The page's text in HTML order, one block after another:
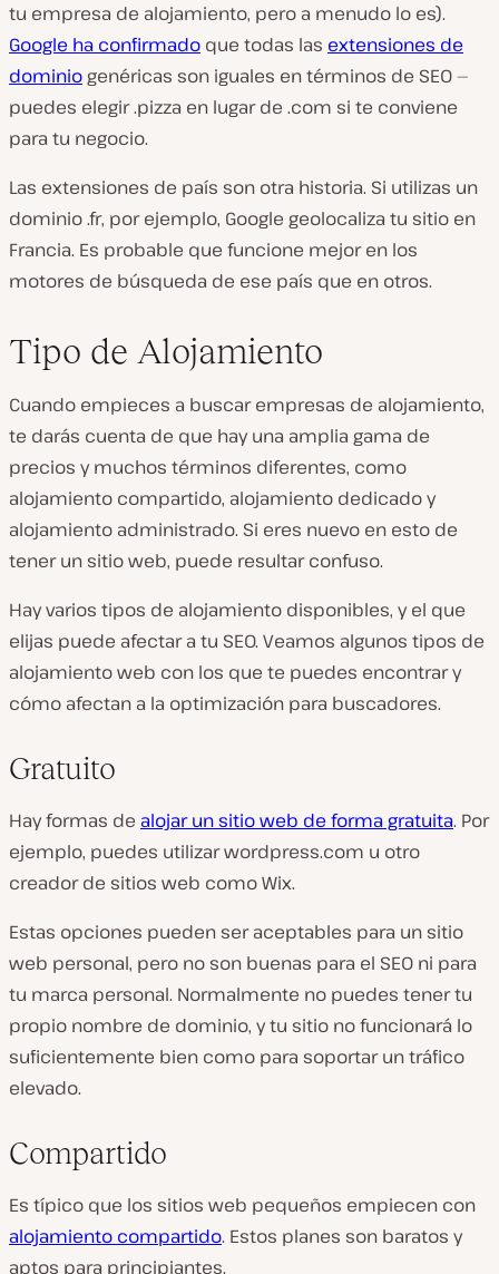
tu empresa de alojamiento, pero a menudo lo es).
Google ha confirmado que todas las extensiones de
dominio genéricas son iguales en términos de SEO —
puedes elegir.pizza en lugar de .com si te conviene
para tu negocio.
Las extensiones de país son otra historia. Si utilizas un
dominio.fr, por ejemplo, Google geolocaliza tu sitio en
Francia. Es probable que funcione mejor en los
motores de búsqueda de ese país que en otros.
Tipo de Alojamiento
Cuando empieces a buscar empresas de alojamiento,
te darás cuenta de que hay una amplia gama de
precios y muchos términos diferentes, como
alojamiento compartido, alojamiento dedicado y
alojamiento administrado. Si eres nuevo en esto de
tener un sitio web, puede resultar confuso.
Hay varios tipos de alojamiento disponibles, y el que
elijas puede afectar a tu SEO. Veamos algunos tipos de
alojamiento web con los que te puedes encontrar y
cómo afectan a la optimización para buscadores.
Gratuito
Hay formas de alojar un sitio web de forma gratuita. Por
ejemplo, puedes utilizar wordpress.com u otro
creador de sitios web como Wix.
Estas opciones pueden ser aceptables para un sitio
web personal, pero no son buenas para el SEO ni para
tu marca personal. Normalmente no puedes tener tu
propio nombre de dominio, y tu sitio no funcionará lo
suficientemente bien como para soportar un tráfico
elevado.
Compartido
Es típico que los sitios web pequeños empiecen con
alojamiento compartido. Estos planes son baratos y
aptos para principiantes.